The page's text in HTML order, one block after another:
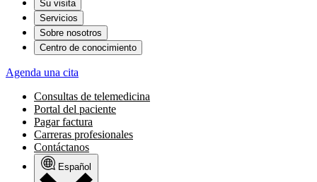
Su visita
Servicios
Sobre nosotros
Centro de conocimiento
Agenda una cita
Consultas de telemedicina
Portal del paciente
Pagar factura
Carreras profesionales
Contáctanos
Español